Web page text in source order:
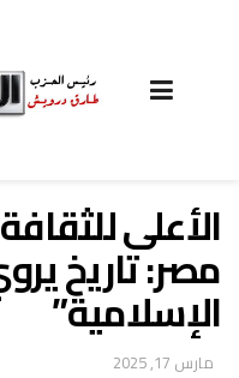
الأعلى
مصر: تاريخ
الإسلامية”
مارس 17, 2025